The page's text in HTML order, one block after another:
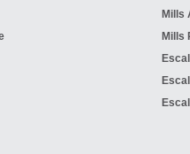
Mills
Mills